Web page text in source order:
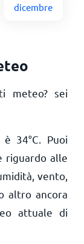
dicembre
meteo? sei
è 34°C . Puoi
riguardo alle
vento,
altro ancora
attuale di